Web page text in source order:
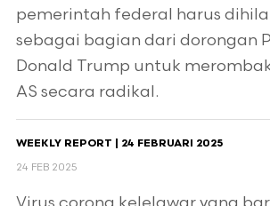
pemerintah federal harus
sebagai bagian dari dorongan
Donald Trump untuk
AS secara radikal.
WEEKLY REPORT | 24 FEBRUARI 2025
24 FEB 2025